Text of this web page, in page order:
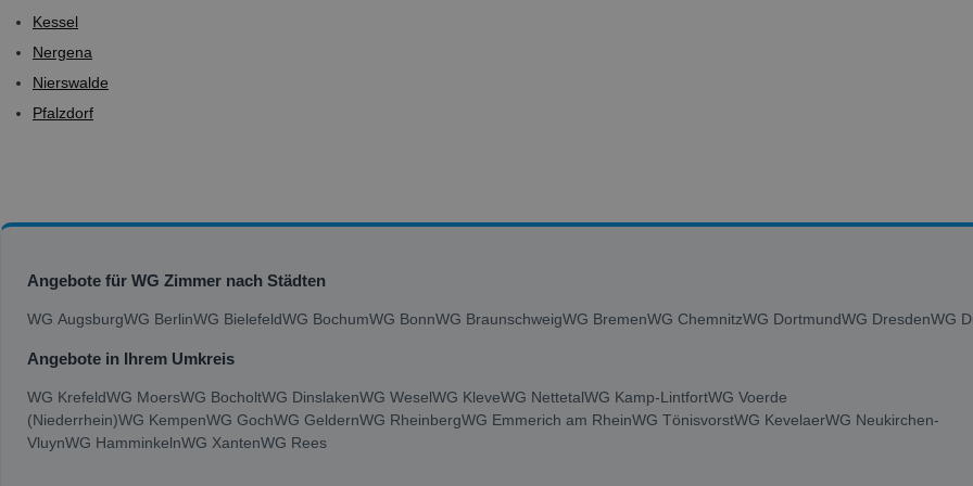
Kessel
Nergena
Nierswalde
Pfalzdorf
Angebote für WG Zimmer nach Städten
WG AugsburgWG BerlinWG BielefeldWG BochumWG BonnWG BraunschweigWG BremenWG ChemnitzWG DortmundWG DresdenWG
Angebote in Ihrem Umkreis
WG KrefeldWG MoersWG BocholtWG DinslakenWG WeselWG KleveWG NettetalWG Kamp-LintfortWG Voerde
(Niederrhein)WG KempenWG GochWG GeldernWG RheinbergWG Emmerich am RheinWG TönisvorstWG KevelaerWG Neukirchen-
VluynWG HamminkelnWG XantenWG Rees